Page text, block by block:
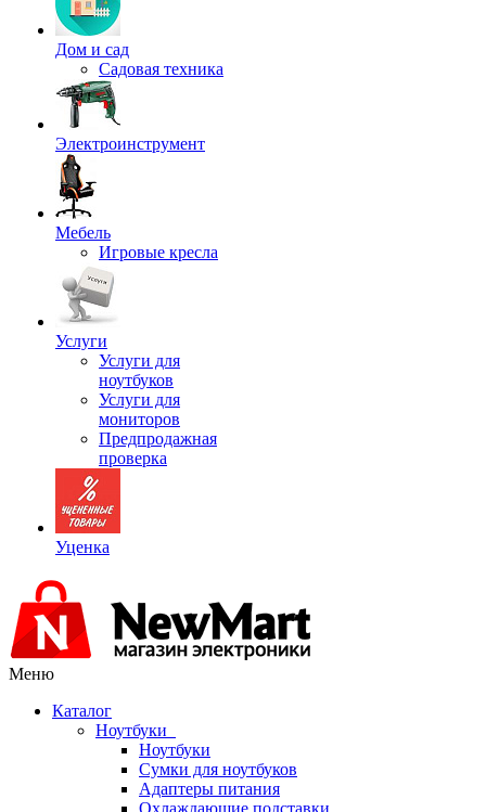
Дом и сад
Садовая техника
Электроинструмент
Мебель
Игровые кресла
Услуги
Услуги для
ноутбуков
Услуги для
мониторов
Предпродажная
проверка
Уценка
Меню
Каталог
Ноутбуки
Ноутбуки
Сумки для ноутбуков
Адаптеры питания
Охлаждающие подставки